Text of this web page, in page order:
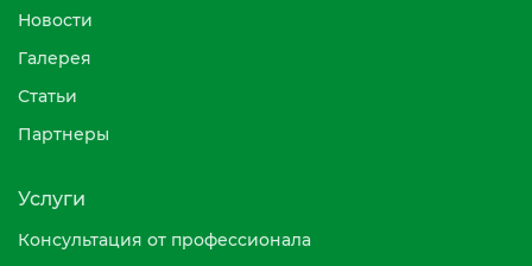
Новости
Галерея
Статьи
Партнеры
Услуги
Консультация от профессионала